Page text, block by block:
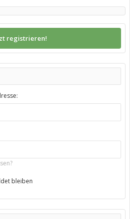
registrieren!
bleiben